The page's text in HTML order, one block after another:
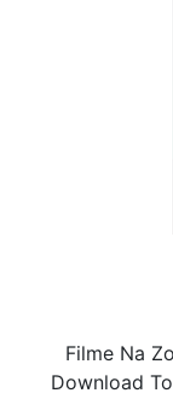
Filme Na
Download